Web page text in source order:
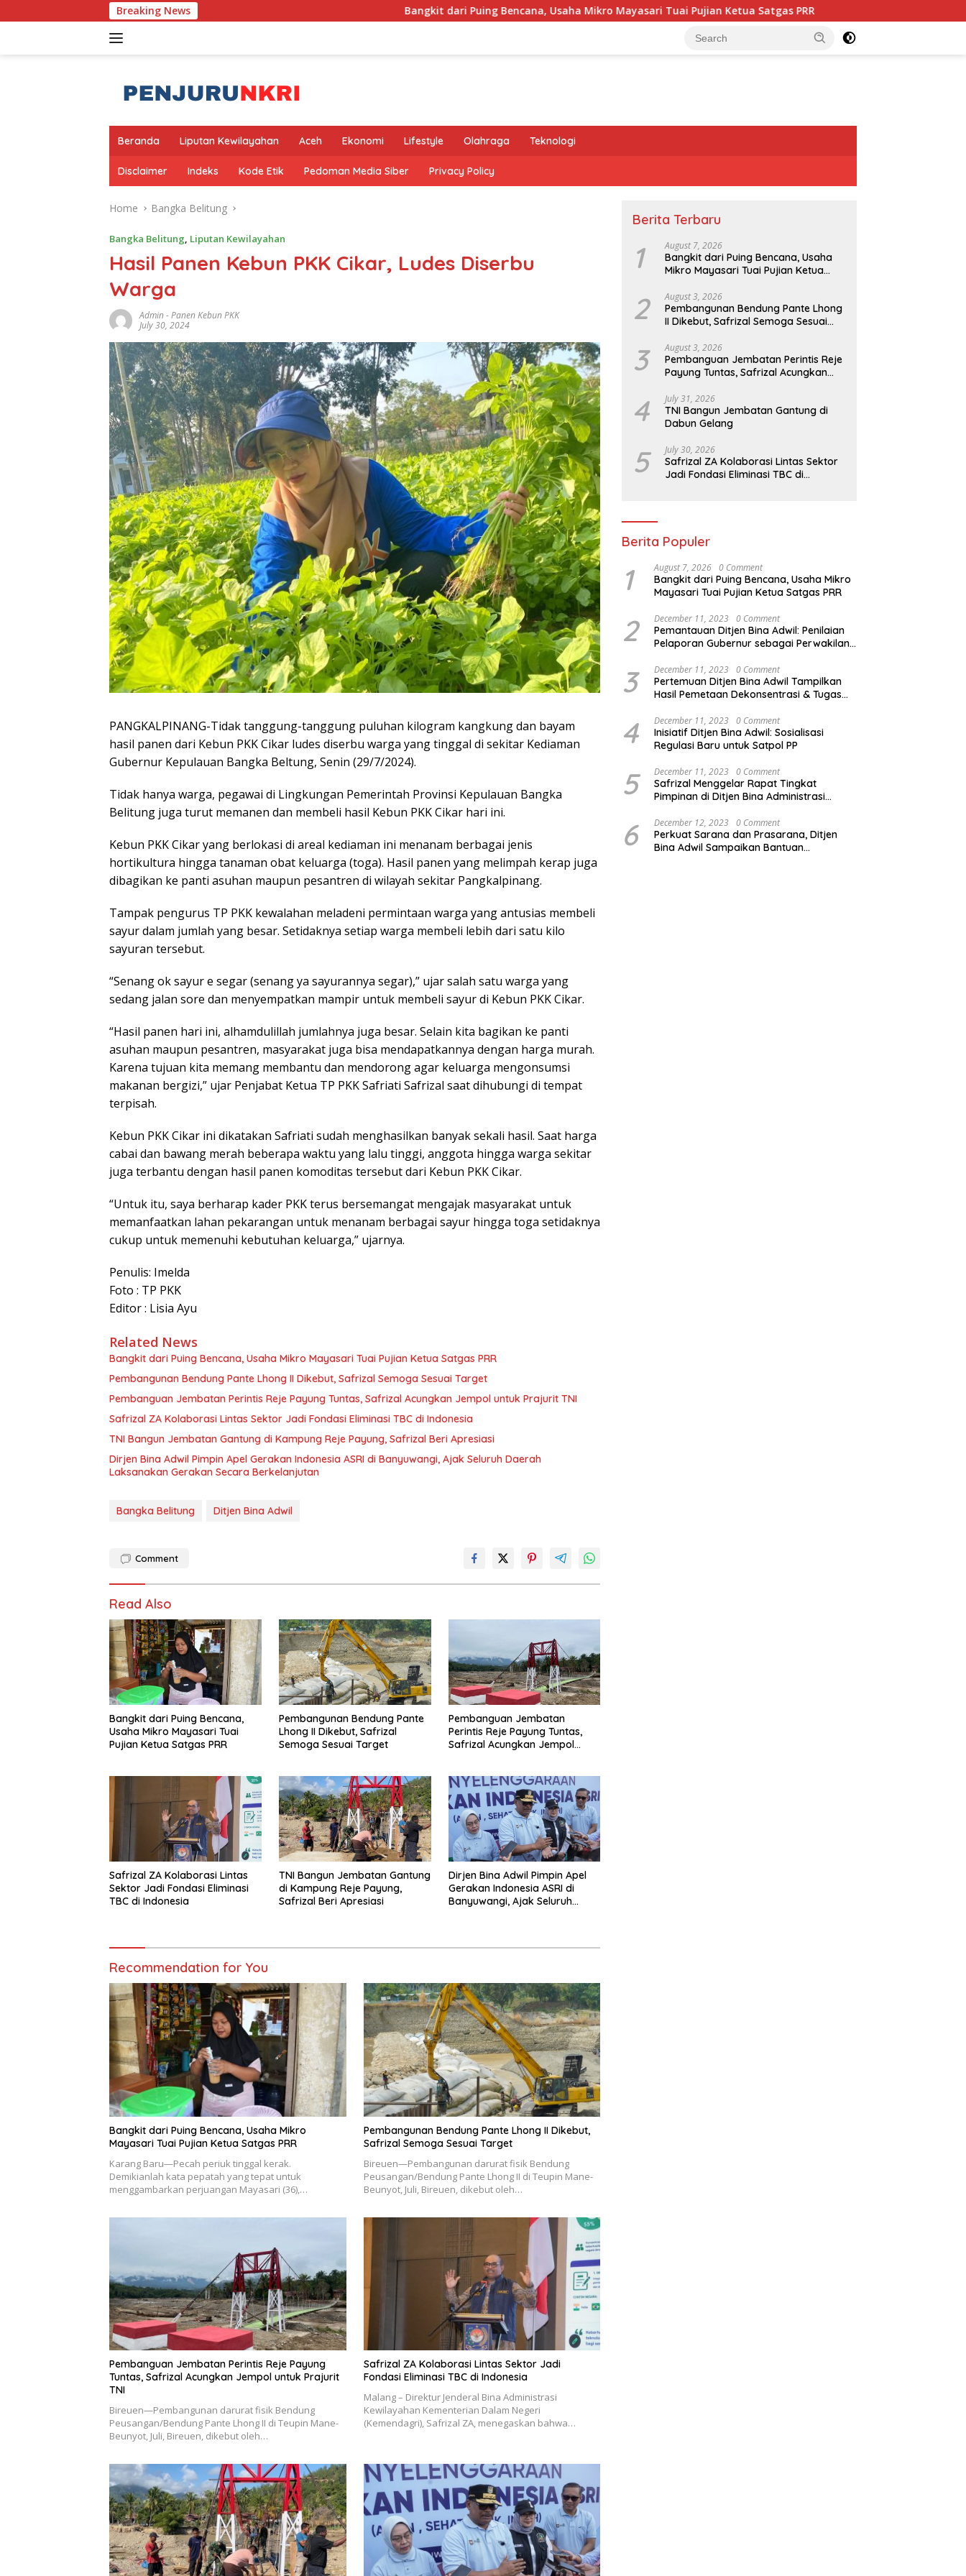
to
Breaking News Bangkit dari Puing Bencana, Usaha Mikro Mayasari Tuai Pujian Ketua Satgas PRR Pembangunan Bendung Pante
Beranda Liputan Kewilayahan Aceh Ekonomi Lifestyle Olahraga Teknologi
Disclaimer Indeks Kode Etik Pedoman Media Siber Privacy Policy
Home Bangka Belitung
Bangka Belitung, Liputan Kewilayahan
Hasil Panen Kebun PKK Cikar, Ludes Diserbu
Warga
Admin-Panen Kebun PKK
July 30, 2024
PANGKALPINANG-Tidak tanggung-tanggung puluhan kilogram kangkung dan bayam
hasil panen dari Kebun PKK Cikar ludes diserbu warga yang tinggal di sekitar Kediaman
Gubernur Kepulauan Bangka Beltung, Senin (29/7/2024).
Tidak hanya warga, pegawai di Lingkungan Pemerintah Provinsi Kepulauan Bangka
Belitung juga turut memanen dan membeli hasil Kebun PKK Cikar hari ini.
Kebun PKK Cikar yang berlokasi di areal kediaman ini menanam berbagai jenis
hortikultura hingga tanaman obat keluarga (toga). Hasil panen yang melimpah kerap juga
dibagikan ke panti asuhan maupun pesantren di wilayah sekitar Pangkalpinang.
Tampak pengurus TP PKK kewalahan meladeni permintaan warga yang antusias membeli
sayur dalam jumlah yang besar. Setidaknya setiap warga membeli lebih dari satu kilo
sayuran tersebut.
“Senang ok sayur e segar (senang ya sayurannya segar),” ujar salah satu warga yang
sedang jalan sore dan menyempatkan mampir untuk membeli sayur di Kebun PKK Cikar.
“Hasil panen hari ini, alhamdulillah jumlahnya juga besar. Selain kita bagikan ke panti
asuhan maupun pesantren, masyarakat juga bisa mendapatkannya dengan harga murah.
Karena tujuan kita memang membantu dan mendorong agar keluarga mengonsumsi
makanan bergizi,” ujar Penjabat Ketua TP PKK Safriati Safrizal saat dihubungi di tempat
terpisah.
Kebun PKK Cikar ini dikatakan Safriati sudah menghasilkan banyak sekali hasil. Saat harga
cabai dan bawang merah beberapa waktu yang lalu tinggi, anggota hingga warga sekitar
juga terbantu dengan hasil panen komoditas tersebut dari Kebun PKK Cikar.
“Untuk itu, saya berharap kader PKK terus bersemangat mengajak masyarakat untuk
memanfaatkan lahan pekarangan untuk menanam berbagai sayur hingga toga setidaknya
cukup untuk memenuhi kebutuhan keluarga,” ujarnya.
Penulis: Imelda
Foto : TP PKK
Editor : Lisia Ayu
Related News
Bangkit dari Puing Bencana, Usaha Mikro Mayasari Tuai Pujian Ketua Satgas PRR
Pembangunan Bendung Pante Lhong II Dikebut, Safrizal Semoga Sesuai Target
Pembanguan Jembatan Perintis Reje Payung Tuntas, Safrizal Acungkan Jempol untuk Prajurit TNI
Safrizal ZA Kolaborasi Lintas Sektor Jadi Fondasi Eliminasi TBC di Indonesia
TNI Bangun Jembatan Gantung di Kampung Reje Payung, Safrizal Beri Apresiasi
Dirjen Bina Adwil Pimpin Apel Gerakan Indonesia ASRI di Banyuwangi, Ajak Seluruh Daerah
Laksanakan Gerakan Secara Berkelanjutan
Bangka Belitung Ditjen Bina Adwil
Comment
Read Also
Bangkit dari Puing Bencana,
Usaha Mikro Mayasari Tuai
Pujian Ketua Satgas PRR
Pembangunan Bendung Pante
Lhong II Dikebut, Safrizal
Semoga Sesuai Target
Pembanguan Jembatan
Perintis Reje Payung Tuntas,
Safrizal Acungkan Jempol
Safrizal ZA Kolaborasi Lintas
Sektor Jadi Fondasi Eliminasi
TBC di Indonesia
TNI Bangun Jembatan Gantung
di Kampung Reje Payung,
Safrizal Beri Apresiasi
Dirjen Bina Adwil Pimpin Apel
Gerakan Indonesia ASRI di
Banyuwangi, Ajak Seluruh
Recommendation for You
Bangkit dari Puing Bencana, Usaha Mikro
Mayasari Tuai Pujian Ketua Satgas PRR
Karang Baru—Pecah periuk tinggal kerak.
Demikianlah kata pepatah yang tepat untuk
menggambarkan perjuangan Mayasari (36),…
Pembangunan Bendung Pante Lhong II Dikebut,
Safrizal Semoga Sesuai Target
Bireuen—Pembangunan darurat fisik Bendung
Peusangan/Bendung Pante Lhong II di Teupin Mane-
Beunyot, Juli, Bireuen, dikebut oleh…
Pembanguan Jembatan Perintis Reje Payung
Tuntas, Safrizal Acungkan Jempol untuk Prajurit
TNI
Bireuen—Pembangunan darurat fisik Bendung
Peusangan/Bendung Pante Lhong II di Teupin Mane-
Beunyot, Juli, Bireuen, dikebut oleh…
Safrizal ZA Kolaborasi Lintas Sektor Jadi
Fondasi Eliminasi TBC di Indonesia
Malang – Direktur Jenderal Bina Administrasi
Kewilayahan Kementerian Dalam Negeri
(Kemendagri), Safrizal ZA, menegaskan bahwa…
Berita Terbaru
1 August 7, 2026
Bangkit dari Puing Bencana, Usaha
Mikro Mayasari Tuai Pujian Ketua
2 August 3, 2026
Pembangunan Bendung Pante Lhong
II Dikebut, Safrizal Semoga Sesuai
3 August 3, 2026
Pembanguan Jembatan Perintis Reje
Payung Tuntas, Safrizal Acungkan
4 July 31, 2026
TNI Bangun Jembatan Gantung di
Dabun Gelang
5 July 30, 2026
Safrizal ZA Kolaborasi Lintas Sektor
Jadi Fondasi Eliminasi TBC di
Berita Populer
1 August 7, 2026 0 Comment
Bangkit dari Puing Bencana, Usaha Mikro
Mayasari Tuai Pujian Ketua Satgas PRR
2 December 11, 2023 0 Comment
Pemantauan Ditjen Bina Adwil: Penilaian
Pelaporan Gubernur sebagai Perwakilan
3 December 11, 2023 0 Comment
Pertemuan Ditjen Bina Adwil Tampilkan
Hasil Pemetaan Dekonsentrasi & Tugas
4 December 11, 2023 0 Comment
Inisiatif Ditjen Bina Adwil: Sosialisasi
Regulasi Baru untuk Satpol PP
5 December 11, 2023 0 Comment
Safrizal Menggelar Rapat Tingkat
Pimpinan di Ditjen Bina Administrasi
6 December 12, 2023 0 Comment
Perkuat Sarana dan Prasarana, Ditjen
Bina Adwil Sampaikan Bantuan